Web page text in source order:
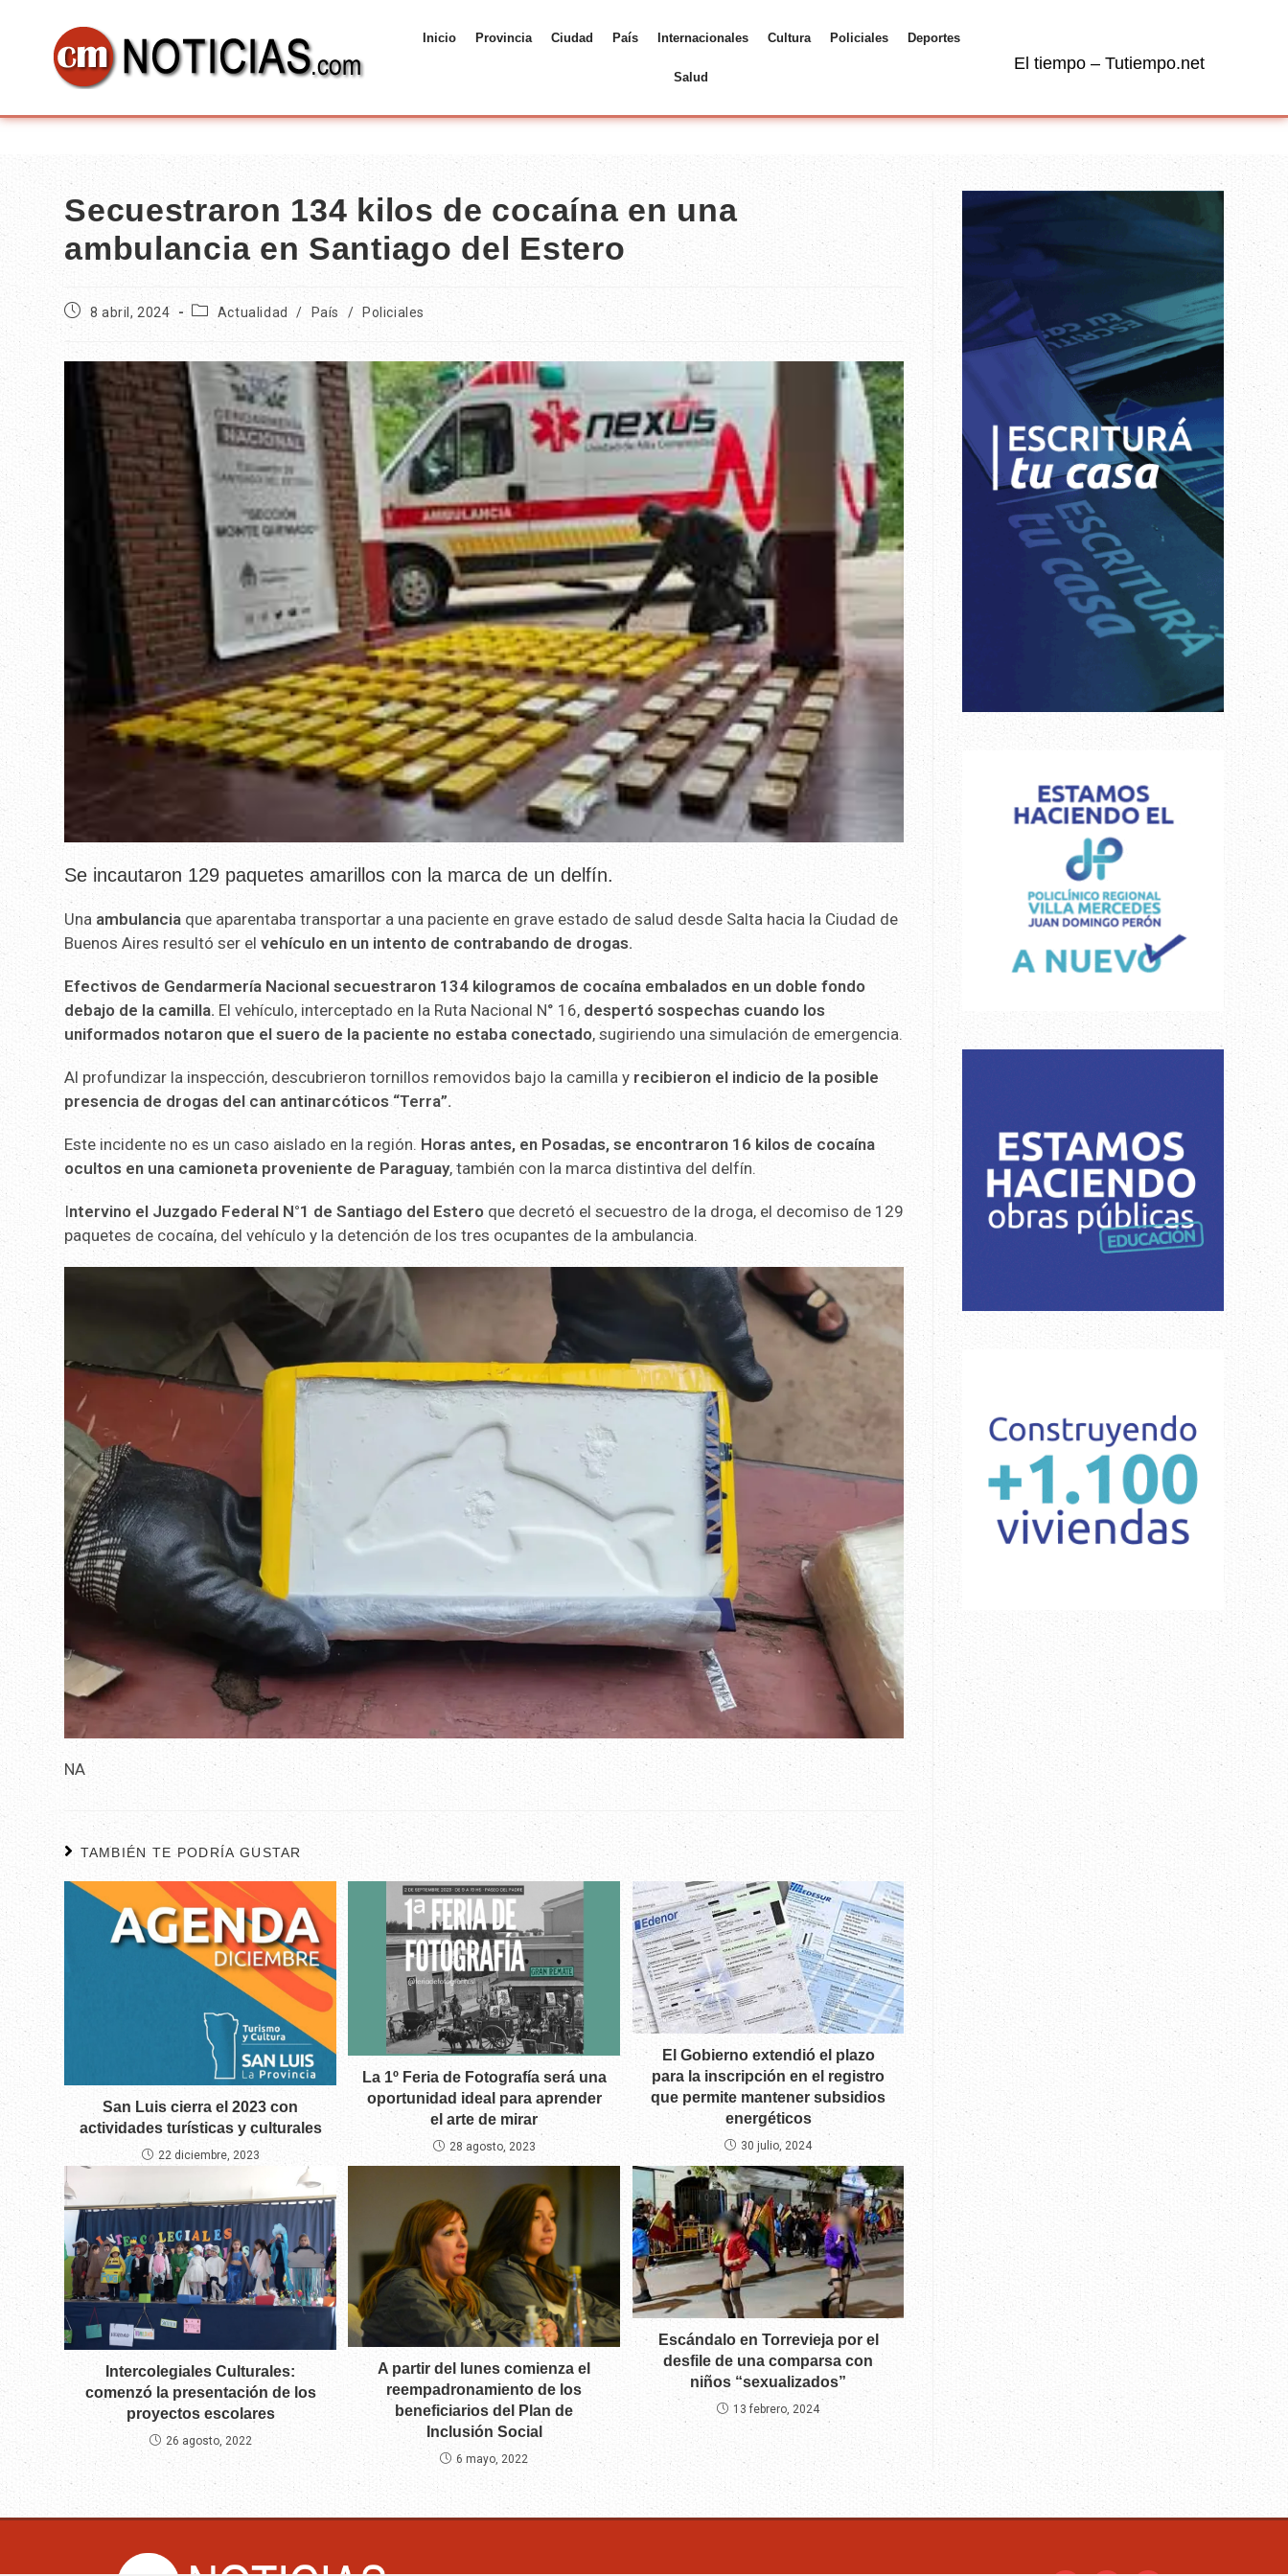
Inicio Provincia Ciudad País Internacionales Cultura Policiales Deportes
Salud
El tiempo – Tutiempo.net
Secuestraron 134 kilos de cocaína en una
ambulancia en Santiago del Estero
8 abril, 2024 Actualidad / País / Policiales
Se incautaron 129 paquetes amarillos con la marca de un delfín.
Una ambulancia que aparentaba transportar a una paciente en grave estado de salud desde Salta hacia la Ciudad de
Buenos Aires resultó ser el vehículo en un intento de contrabando de drogas.
Efectivos de Gendarmería Nacional secuestraron 134 kilogramos de cocaína embalados en un doble fondo
debajo de la camilla. El vehículo, interceptado en la Ruta Nacional N° 16, despertó sospechas cuando los
uniformados notaron que el suero de la paciente no estaba conectado, sugiriendo una simulación de emergencia.
Al profundizar la inspección, descubrieron tornillos removidos bajo la camilla y recibieron el indicio de la posible
presencia de drogas del can antinarcóticos “Terra”.
Este incidente no es un caso aislado en la región. Horas antes, en Posadas, se encontraron 16 kilos de cocaína
ocultos en una camioneta proveniente de Paraguay, también con la marca distintiva del delfín.
Intervino el Juzgado Federal N°1 de Santiago del Estero que decretó el secuestro de la droga, el decomiso de 129
paquetes de cocaína, del vehículo y la detención de los tres ocupantes de la ambulancia.
NA
TAMBIÉN TE PODRÍA GUSTAR
San Luis cierra el 2023 con
actividades turísticas y culturales
22 diciembre, 2023
La 1º Feria de Fotografía será una
oportunidad ideal para aprender
el arte de mirar
28 agosto, 2023
El Gobierno extendió el plazo
para la inscripción en el registro
que permite mantener subsidios
energéticos
30 julio, 2024
Intercolegiales Culturales:
comenzó la presentación de los
proyectos escolares
26 agosto, 2022
A partir del lunes comienza el
reempadronamiento de los
beneficiarios del Plan de
Inclusión Social
6 mayo, 2022
Escándalo en Torrevieja por el
desfile de una comparsa con
niños “sexualizados”
13 febrero, 2024